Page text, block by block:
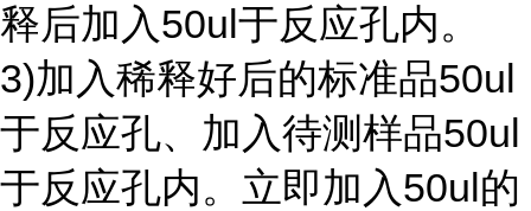
释后加入50ul于反应孔内。
3)加入稀释好后的标准品50ul
于反应孔、加入待测样品50ul
于反应孔内。立即加入50ul的